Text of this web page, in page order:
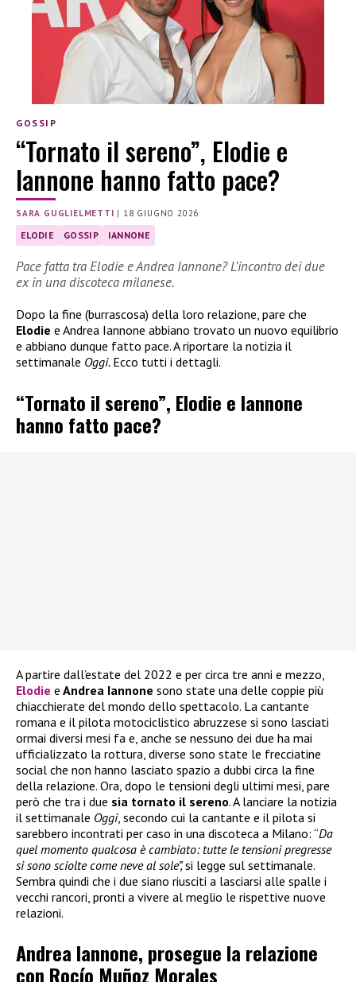
GOSSIP
“Tornato il sereno”, Elodie e
Iannone hanno fatto pace?
SARA GUGLIELMETTI | 18 GIUGNO 2026
ELODIE GOSSIP IANNONE
Pace fatta tra Elodie e Andrea Iannone? L’incontro dei due
ex in una discoteca milanese.
Dopo la fine (burrascosa) della loro relazione, pare che
Elodie e Andrea Iannone abbiano trovato un nuovo equilibrio
e abbiano dunque fatto pace. A riportare la notizia il
settimanale Oggi. Ecco tutti i dettagli.
“Tornato il sereno”, Elodie e Iannone
hanno fatto pace?
A partire dall’estate del 2022 e per circa tre anni e mezzo,
Elodie e Andrea Iannone sono state una delle coppie più
chiacchierate del mondo dello spettacolo. La cantante
romana e il pilota motociclistico abruzzese si sono lasciati
ormai diversi mesi fa e, anche se nessuno dei due ha mai
ufficializzato la rottura, diverse sono state le frecciatine
social che non hanno lasciato spazio a dubbi circa la fine
della relazione. Ora, dopo le tensioni degli ultimi mesi, pare
però che tra i due sia tornato il sereno. A lanciare la notizia
il settimanale Oggi, secondo cui la cantante e il pilota si
sarebbero incontrati per caso in una discoteca a Milano: “Da
quel momento qualcosa è cambiato: tutte le tensioni pregresse
si sono sciolte come neve al sole”,si legge sul settimanale.
Sembra quindi che i due siano riusciti a lasciarsi alle spalle i
vecchi rancori, pronti a vivere al meglio le rispettive nuove
relazioni.
Andrea Iannone, prosegue la relazione
con Rocío Muñoz Morales